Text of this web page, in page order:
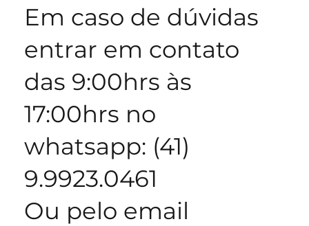
Em caso de dúvidas
entrar em contato
das 9:00hrs às
17:00hrs no
whatsapp: (41)
9.9923.0461
Ou pelo email